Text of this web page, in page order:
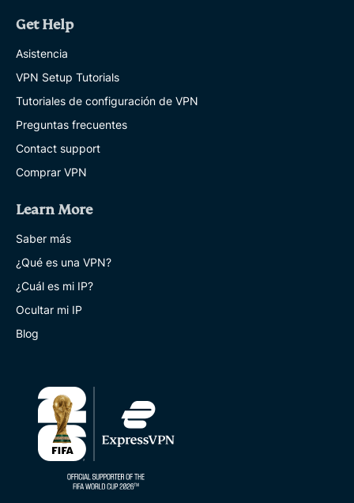
Get Help
Asistencia
VPN Setup Tutorials
Tutoriales de configuración de VPN
Preguntas frecuentes
Contact support
Comprar VPN
Learn More
Saber más
¿Qué es una VPN?
¿Cuál es mi IP?
Ocultar mi IP
Blog